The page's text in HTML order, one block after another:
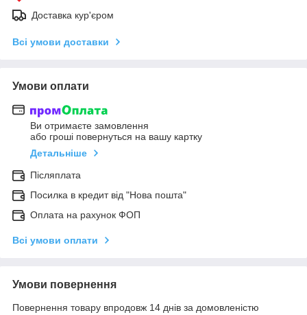
Доставка кур'єром
Всі умови доставки
Умови оплати
Ви отримаєте замовлення
або гроші повернуться на вашу картку
Детальніше
Післяплата
Посилка в кредит від "Нова пошта"
Оплата на рахунок ФОП
Всі умови оплати
Умови повернення
Повернення товару впродовж 14 днів за домовленістю